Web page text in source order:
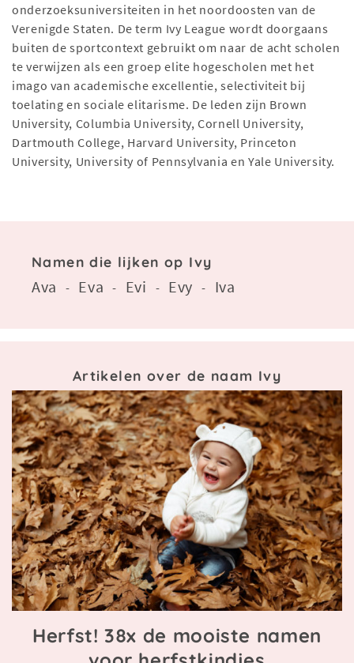
onderzoeksuniversiteiten in het noordoosten van de
Verenigde Staten. De term Ivy League wordt doorgaans
buiten de sportcontext gebruikt om naar de acht scholen
te verwijzen als een groep elite hogescholen met het
imago van academische excellentie, selectiviteit bij
toelating en sociale elitarisme. De leden zijn Brown
University, Columbia University, Cornell University,
Dartmouth College, Harvard University, Princeton
University, University of Pennsylvania en Yale University.
Namen die lijken op Ivy
Ava - Eva - Evi - Evy - Iva
Artikelen over de naam Ivy
Herfst! 38x de mooiste namen